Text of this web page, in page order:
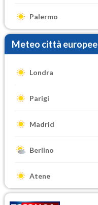
Palermo
Meteo città europee
Londra
Parigi
Madrid
Berlino
Atene